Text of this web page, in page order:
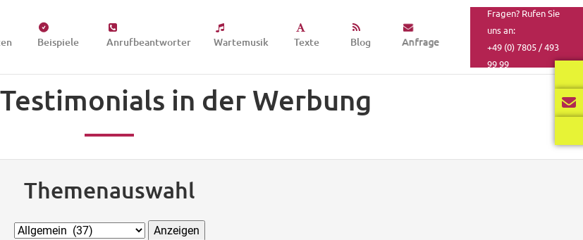
Beispiele Anrufbeantworter Wartemusik Texte Blog Anfrage
Fragen? Rufen Sie
uns an:
+49 (0) 7805 / 493
99 99
in der Werbung
Themenauswahl